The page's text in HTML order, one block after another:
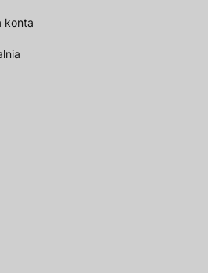
konta